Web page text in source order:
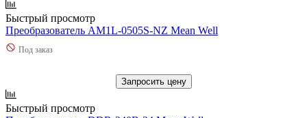
Быстрый просмотр
Преобразователь AM1L-0505S-NZ Mean Well
Под заказ
Запросить цену
Быстрый просмотр